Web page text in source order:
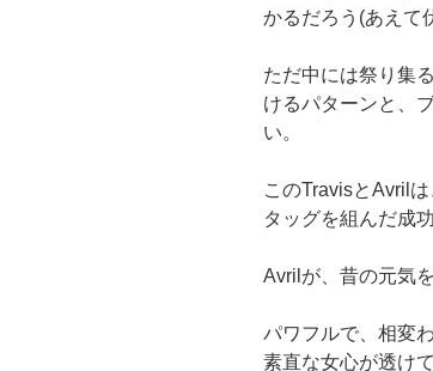
かるだろう(あえて
ただ中には祭り集
けるパターンと、
い。
このTravisとAvril
タッグを組んだ成
Avrilが、昔の元気
パワフルで、相変
素直な女心が透け